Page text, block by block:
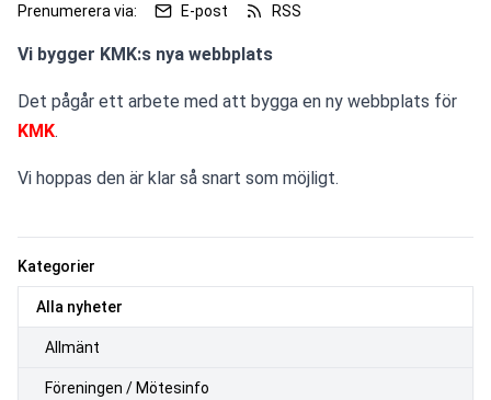
Kategorier
Alla nyheter
Allmänt
Föreningen / Mötesinfo
Prenumerera via:
E-post RSS
Vi bygger KMK:s nya webbplats
KMK.
Vi hoppas den är klar så snart som möjligt.